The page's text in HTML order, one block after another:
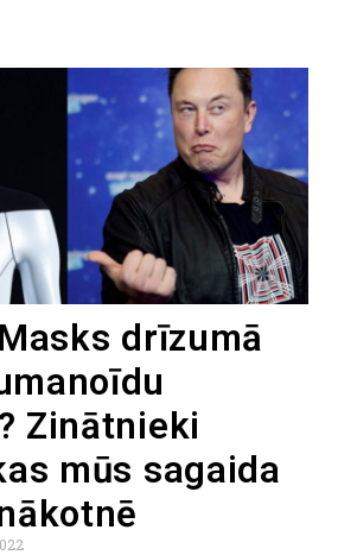
drīzumā
Zinātnieki
mūs sagaida